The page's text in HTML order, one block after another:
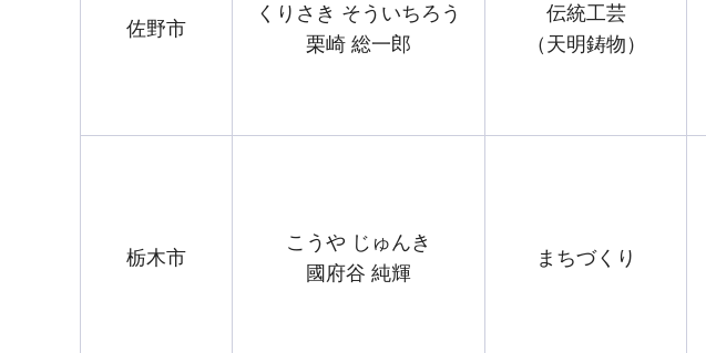
佐野市
くりさき そういちろう
栗崎 総一郎
伝統工芸
（天明鋳物）
栃木市
こうや じゅんき
國府谷 純輝
まちづくり